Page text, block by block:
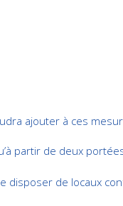
ajouter à ces
partir de deux
disposer de locaux